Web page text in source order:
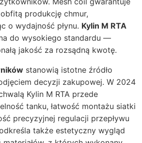
produkcję chmur,
o wydajność płynu. Kylin M RTA
do wysokiego standardu —
jakość za rozsądną kwotę.
stanowią istotne źródło
decyzji zakupowej. W 2024
Kylin M RTA przede
tanku, łatwość montażu siatki
precyzyjnej regulacji przepływu
także estetyczny wygląd